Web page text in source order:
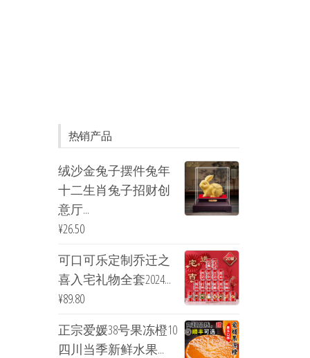
热销产品
绒沙金兔子摆件兔年
十二生肖兔子招财创
意厅...
¥26.50
可口可乐定制乔迁之
喜入宅礼物全套2024...
¥89.80
正宗爱媛38号果冻橙10
四川当季新鲜水果...